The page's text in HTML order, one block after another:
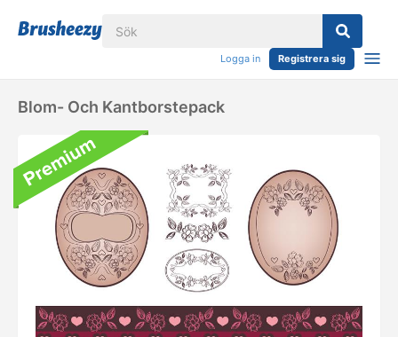
Logga in Registrera sig
Blom- Och Kantborstepack